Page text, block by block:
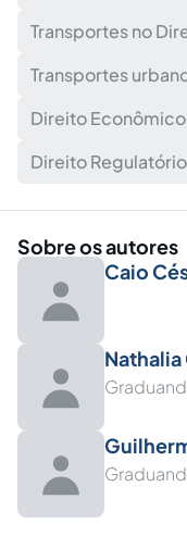
Transportes no
Transportes
Direito Econômico
Direito Regulatório
Sobre os autores
Caio